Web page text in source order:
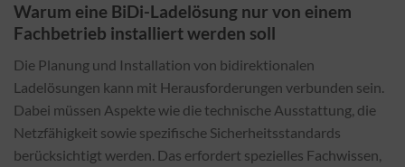
Warum eine BiDi-Ladelösung nur von einem
Fachbetrieb installiert werden soll
Die Planung und Installation von bidirektionalen
Ladelösungen kann mit Herausforderungen verbunden sein.
Dabei müssen Aspekte wie die technische Ausstattung, die
Netzfähigkeit sowie spezifische Sicherheitsstandards
berücksichtigt werden. Das erfordert spezielles Fachwissen,